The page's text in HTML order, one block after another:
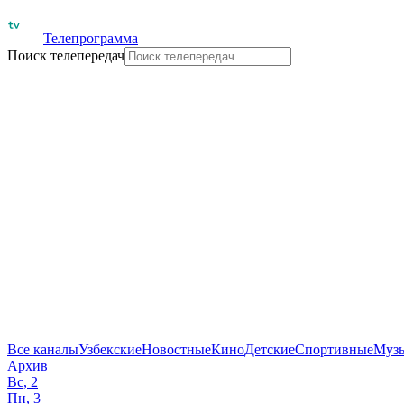
Телепрограмма
Поиск телепередач
Все каналыУзбекскиеНовостныеКиноДетскиеСпортивные
Архив
Вс, 2
Пн, 3